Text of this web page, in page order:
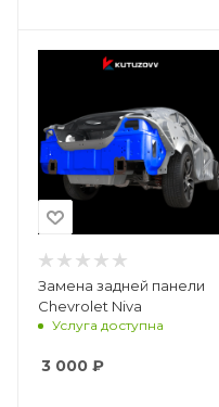
Замена задней панели
Chevrolet Niva
Услуга доступна
3 000 ₽